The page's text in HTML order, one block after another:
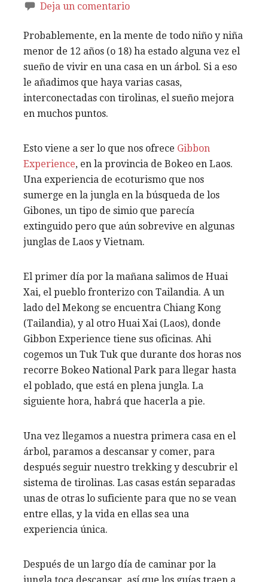
Deja un comentario
Probablemente, en la mente de todo niño y niña
menor de 12 años (o 18) ha estado alguna vez el
sueño de vivir en una casa en un árbol. Si a eso
le añadimos que haya varias casas,
interconectadas con tirolinas, el sueño mejora
en muchos puntos.
Esto viene a ser lo que nos ofrece Gibbon
Experience, en la provincia de Bokeo en Laos.
Una experiencia de ecoturismo que nos
sumerge en la jungla en la búsqueda de los
Gibones, un tipo de simio que parecía
extinguido pero que aún sobrevive en algunas
junglas de Laos y Vietnam.
El primer día por la mañana salimos de Huai
Xai, el pueblo fronterizo con Tailandia. A un
lado del Mekong se encuentra Chiang Kong
(Tailandia), y al otro Huai Xai (Laos), donde
Gibbon Experience tiene sus oficinas. Ahi
cogemos un Tuk Tuk que durante dos horas nos
recorre Bokeo National Park para llegar hasta
el poblado, que está en plena jungla. La
siguiente hora, habrá que hacerla a pie.
Una vez llegamos a nuestra primera casa en el
árbol, paramos a descansar y comer, para
después seguir nuestro trekking y descubrir el
sistema de tirolinas. Las casas están separadas
unas de otras lo suficiente para que no se vean
entre ellas, y la vida en ellas sea una
experiencia única.
Después de un largo día de caminar por la